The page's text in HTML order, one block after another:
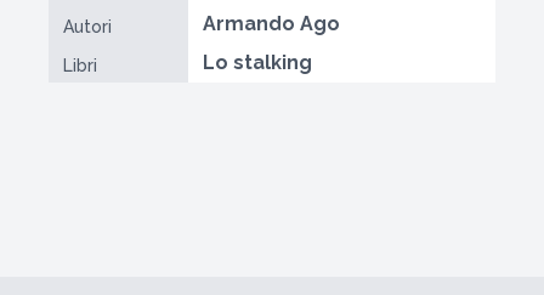
Autori Armando Ago
Libri Lo stalking